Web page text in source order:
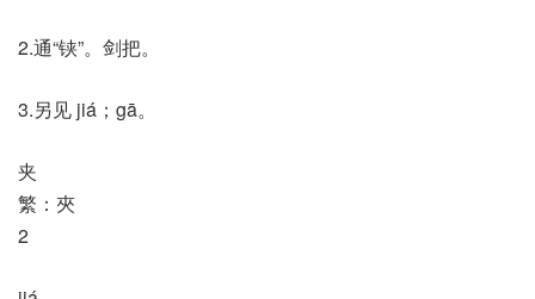
2.通“铗”。剑把。
3.另见 jiá；gā。
夹
繁：夾
2